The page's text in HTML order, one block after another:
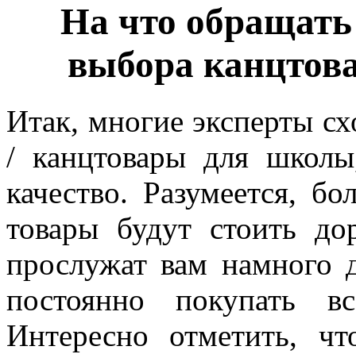
На что
выбора
Итак, многие эксперты
/ канцтовары для
качество. Разумеется,
товары будут стоить
прослужат вам
постоянно покупать
Интересно отметить,